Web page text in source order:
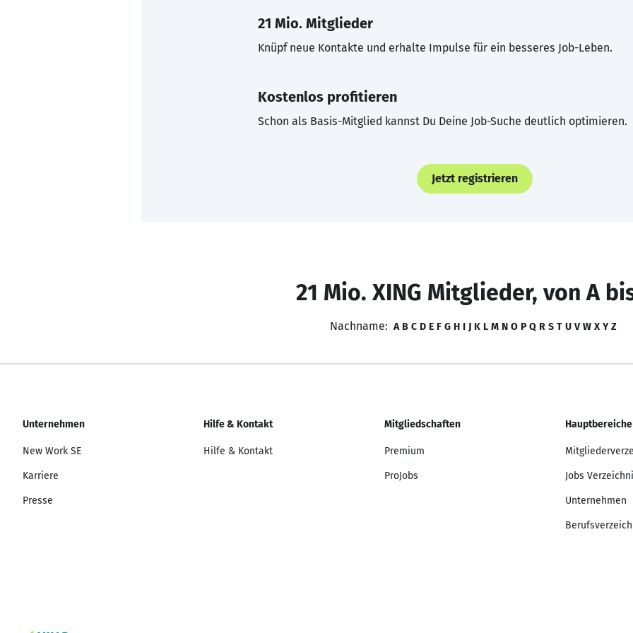
21 Mio. Mitglieder
Knüpf neue Kontakte und erhalte Impulse für ein besseres Job-Leben.
Kostenlos profitieren
Schon als Basis-Mitglied kannst Du Deine Job-Suche deutlich optimieren.
Jetzt registrieren
21 Mio. XING Mitglieder, von A
Nachname: A B C D E F G H I J K L M N O P Q R S T U V W X Y Z
Unternehmen
New Work SE
Karriere
Presse
Hilfe & Kontakt
Hilfe & Kontakt
Mitgliedschaften
Premium
ProJobs
Hauptbereiche
Jobs
Unternehmen